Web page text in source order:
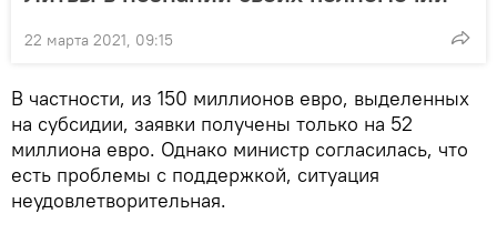
22 марта 2021, 09:15
В частности, из 150 миллионов евро, выделенных
на субсидии, заявки получены только на 52
миллиона евро. Однако министр согласилась, что
есть проблемы с поддержкой, ситуация
неудовлетворительная.